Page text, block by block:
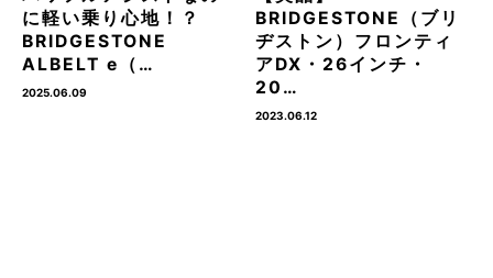
に軽い乗り心地！？
BRIDGESTONE
ALBELT e（…
2025.06.09
BRIDGESTONE（ブリ
ヂストン）フロンティ
アDX・26インチ・
20…
2023.06.12